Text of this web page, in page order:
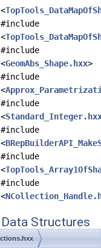
<
#include
<
#include
<GeomAbs_Shape.hxx>
#include
<
#include
<
#include
<
#include
<
#include
<
Data Structures
class